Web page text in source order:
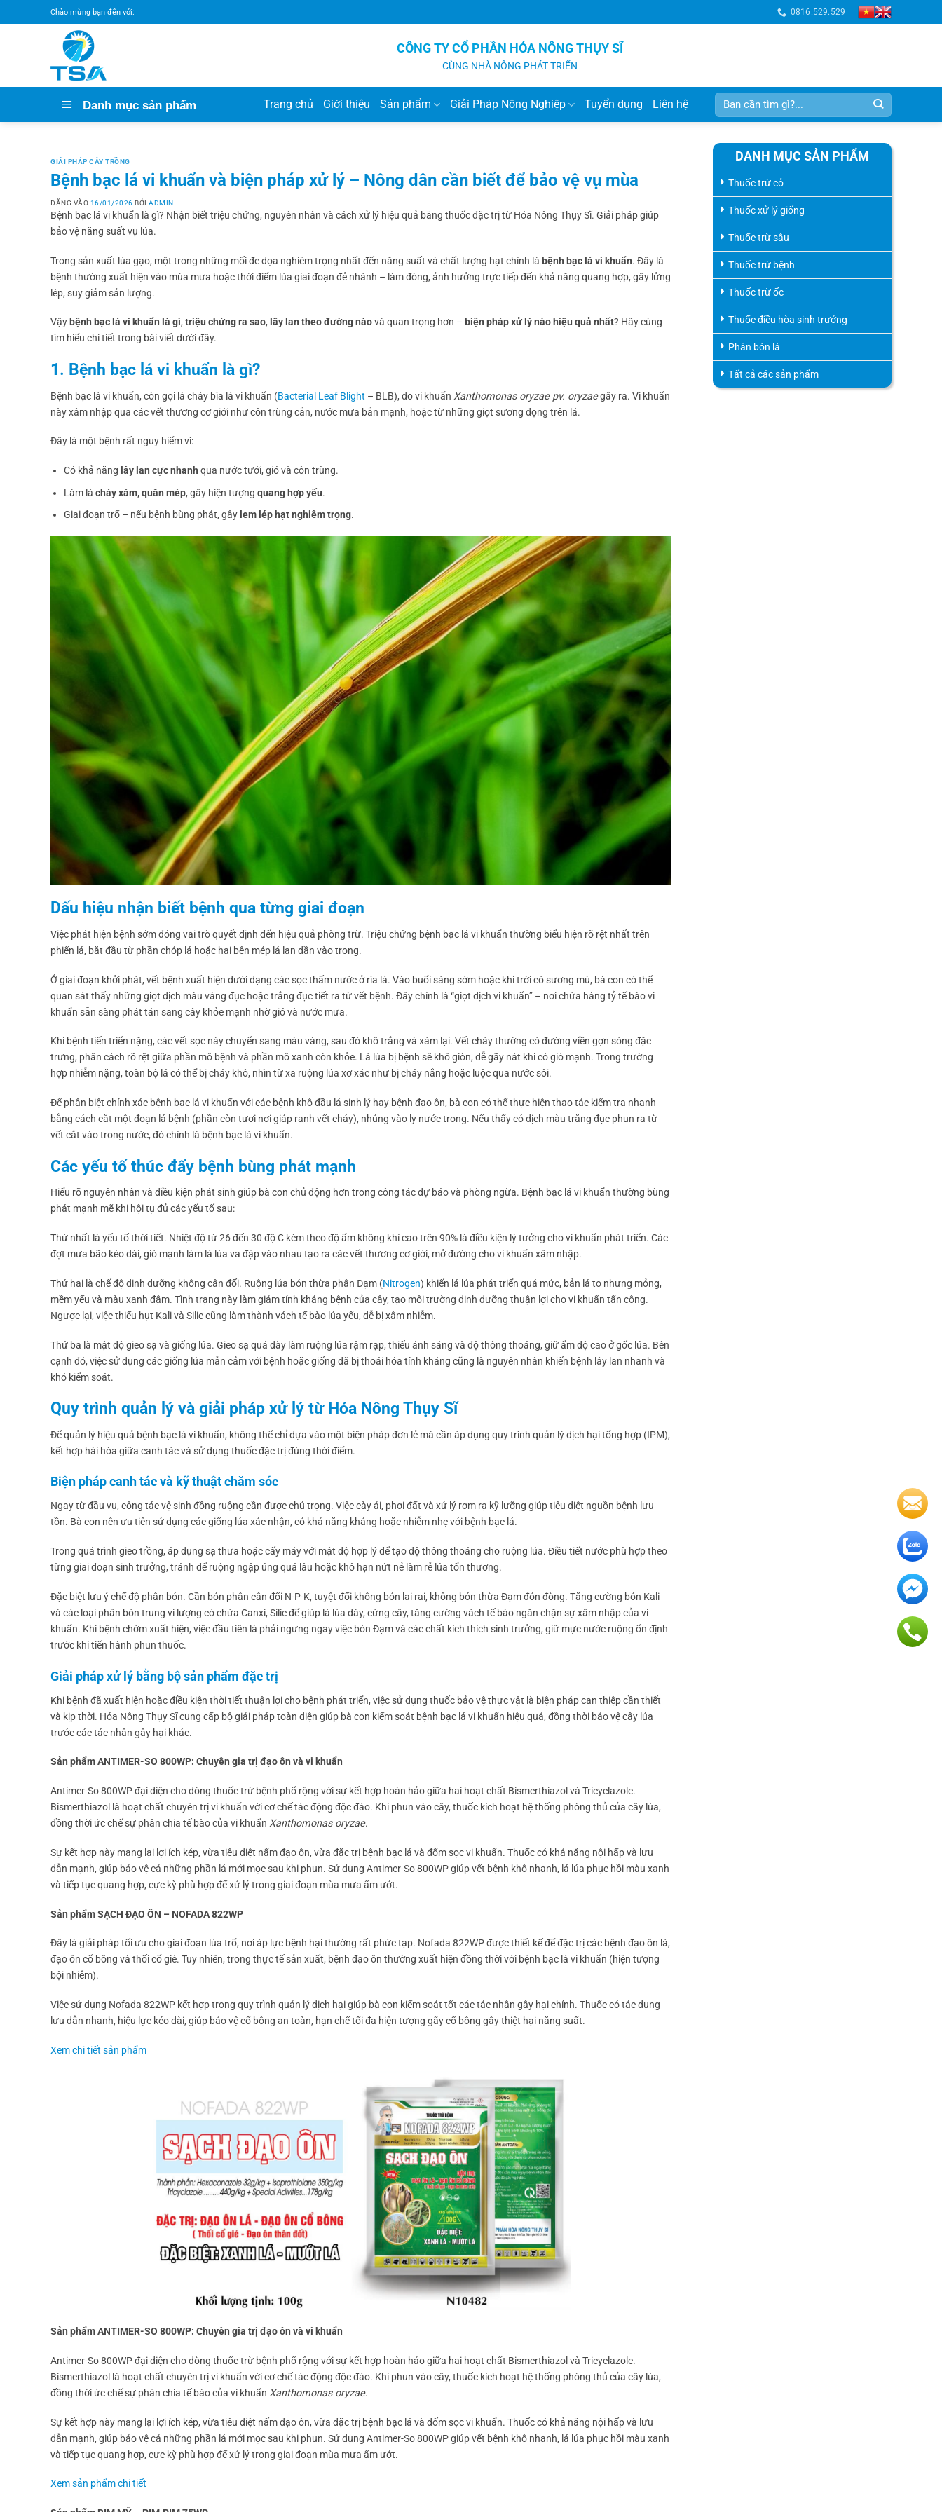
qua
Chào mừng bạn đến với: 0816.529.529
CÔNG TY CỔ PHẦN HÓA NÔNG THỤY SĨ
CÙNG NHÀ NÔNG PHÁT TRIỂN
Danh mục sản phẩm Trang chủ Giới thiệu Sản phẩm Giải Pháp Nông Nghiệp Tuyển dụng Liên hệ
Tìm
kiếm:
GIẢI PHÁP CÂY TRỒNG
Bệnh bạc lá vi khuẩn và biện pháp xử lý – Nông dân cần biết để bảo vệ vụ mùa
ĐĂNG VÀO 16/01/2026 BỞIADMIN
Bệnh bạc lá vi khuẩn là gì? Nhận biết triệu chứng, nguyên nhân và cách xử lý hiệu quả bằng thuốc đặc trị từ Hóa Nông Thụy Sĩ. Giải pháp giúp
bảo vệ năng suất vụ lúa.
Trong sản xuất lúa gạo, một trong những mối đe dọa nghiêm trọng nhất đến năng suất và chất lượng hạt chính là bệnh bạc lá vi khuẩn. Đây là
bệnh thường xuất hiện vào mùa mưa hoặc thời điểm lúa giai đoạn đẻ nhánh – làm đòng, ảnh hưởng trực tiếp đến khả năng quang hợp, gây lửng
lép, suy giảm sản lượng.
Vậy bệnh bạc lá vi khuẩn là gì, triệu chứng ra sao, lây lan theo đường nàovà quan trọng hơn – biện pháp xử lý nào hiệu quả nhất? Hãy cùng
tìm hiểu chi tiết trong bài viết dưới đây.
1. Bệnh bạc lá vi khuẩn là gì?
Bệnh bạc lá vi khuẩn, còn gọi là cháy bìa lá vi khuẩn (Bacterial Leaf Blight – BLB), do vi khuẩn Xanthomonas oryzae pv. oryzaegây ra. Vi khuẩn
này xâm nhập qua các vết thương cơ giới như côn trùng cắn, nước mưa bắn mạnh, hoặc từ những giọt sương đọng trên lá.
Đây là một bệnh rất nguy hiểm vì:
Có khả năng lây lan cực nhanh qua nước tưới, gió và côn trùng.
Làm lá cháy xám, quăn mép, gây hiện tượng quang hợp yếu.
Giai đoạn trổ – nếu bệnh bùng phát, gây lem lép hạt nghiêm trọng.
Dấu hiệu nhận biết bệnh qua từng giai đoạn
Việc phát hiện bệnh sớm đóng vai trò quyết định đến hiệu quả phòng trừ. Triệu chứng bệnh bạc lá vi khuẩn thường biểu hiện rõ rệt nhất trên
phiến lá, bắt đầu từ phần chóp lá hoặc hai bên mép lá lan dần vào trong.
Ở giai đoạn khởi phát, vết bệnh xuất hiện dưới dạng các sọc thấm nước ở rìa lá. Vào buổi sáng sớm hoặc khi trời có sương mù, bà con có thể
quan sát thấy những giọt dịch màu vàng đục hoặc trắng đục tiết ra từ vết bệnh. Đây chính là “giọt dịch vi khuẩn” – nơi chứa hàng tỷ tế bào vi
khuẩn sẵn sàng phát tán sang cây khỏe mạnh nhờ gió và nước mưa.
Khi bệnh tiến triển nặng, các vết sọc này chuyển sang màu vàng, sau đó khô trắng và xám lại. Vết cháy thường có đường viền gợn sóng đặc
trưng, phân cách rõ rệt giữa phần mô bệnh và phần mô xanh còn khỏe. Lá lúa bị bệnh sẽ khô giòn, dễ gãy nát khi có gió mạnh. Trong trường
hợp nhiễm nặng, toàn bộ lá có thể bị cháy khô, nhìn từ xa ruộng lúa xơ xác như bị cháy nắng hoặc luộc qua nước sôi.
Để phân biệt chính xác bệnh bạc lá vi khuẩn với các bệnh khô đầu lá sinh lý hay bệnh đạo ôn, bà con có thể thực hiện thao tác kiểm tra nhanh
bằng cách cắt một đoạn lá bệnh (phần còn tươi nơi giáp ranh vết cháy), nhúng vào ly nước trong. Nếu thấy có dịch màu trắng đục phun ra từ
vết cắt vào trong nước, đó chính là bệnh bạc lá vi khuẩn.
Các yếu tố thúc đẩy bệnh bùng phát mạnh
Hiểu rõ nguyên nhân và điều kiện phát sinh giúp bà con chủ động hơn trong công tác dự báo và phòng ngừa. Bệnh bạc lá vi khuẩn thường bùng
phát mạnh mẽ khi hội tụ đủ các yếu tố sau:
Thứ nhất là yếu tố thời tiết. Nhiệt độ từ 26 đến 30 độ C kèm theo độ ẩm không khí cao trên 90% là điều kiện lý tưởng cho vi khuẩn phát triển. Các
đợt mưa bão kéo dài, gió mạnh làm lá lúa va đập vào nhau tạo ra các vết thương cơ giới, mở đường cho vi khuẩn xâm nhập.
Thứ hai là chế độ dinh dưỡng không cân đối. Ruộng lúa bón thừa phân Đạm (Nitrogen) khiến lá lúa phát triển quá mức, bản lá to nhưng mỏng,
mềm yếu và màu xanh đậm. Tình trạng này làm giảm tính kháng bệnh của cây, tạo môi trường dinh dưỡng thuận lợi cho vi khuẩn tấn công.
Ngược lại, việc thiếu hụt Kali và Silic cũng làm thành vách tế bào lúa yếu, dễ bị xâm nhiễm.
Thứ ba là mật độ gieo sạ và giống lúa. Gieo sạ quá dày làm ruộng lúa rậm rạp, thiếu ánh sáng và độ thông thoáng, giữ ẩm độ cao ở gốc lúa. Bên
cạnh đó, việc sử dụng các giống lúa mẫn cảm với bệnh hoặc giống đã bị thoái hóa tính kháng cũng là nguyên nhân khiến bệnh lây lan nhanh và
khó kiểm soát.
Quy trình quản lý và giải pháp xử lý từ Hóa Nông Thụy Sĩ
Để quản lý hiệu quả bệnh bạc lá vi khuẩn, không thể chỉ dựa vào một biện pháp đơn lẻ mà cần áp dụng quy trình quản lý dịch hại tổng hợp (IPM),
kết hợp hài hòa giữa canh tác và sử dụng thuốc đặc trị đúng thời điểm.
Biện pháp canh tác và kỹ thuật chăm sóc
Ngay từ đầu vụ, công tác vệ sinh đồng ruộng cần được chú trọng. Việc cày ải, phơi đất và xử lý rơm rạ kỹ lưỡng giúp tiêu diệt nguồn bệnh lưu
tồn. Bà con nên ưu tiên sử dụng các giống lúa xác nhận, có khả năng kháng hoặc nhiễm nhẹ với bệnh bạc lá.
Trong quá trình gieo trồng, áp dụng sạ thưa hoặc cấy máy với mật độ hợp lý để tạo độ thông thoáng cho ruộng lúa. Điều tiết nước phù hợp theo
từng giai đoạn sinh trưởng, tránh để ruộng ngập úng quá lâu hoặc khô hạn nứt nẻ làm rễ lúa tổn thương.
Đặc biệt lưu ý chế độ phân bón. Cần bón phân cân đối N-P-K, tuyệt đối không bón lai rai, không bón thừa Đạm đón đòng. Tăng cường bón Kali
và các loại phân bón trung vi lượng có chứa Canxi, Silic để giúp lá lúa dày, cứng cây, tăng cường vách tế bào ngăn chặn sự xâm nhập của vi
khuẩn. Khi bệnh chớm xuất hiện, việc đầu tiên là phải ngưng ngay việc bón Đạm và các chất kích thích sinh trưởng, giữ mực nước ruộng ổn định
trước khi tiến hành phun thuốc.
Giải pháp xử lý bằng bộ sản phẩm đặc trị
Khi bệnh đã xuất hiện hoặc điều kiện thời tiết thuận lợi cho bệnh phát triển, việc sử dụng thuốc bảo vệ thực vật là biện pháp can thiệp cần thiết
và kịp thời. Hóa Nông Thụy Sĩ cung cấp bộ giải pháp toàn diện giúp bà con kiểm soát bệnh bạc lá vi khuẩn hiệu quả, đồng thời bảo vệ cây lúa
trước các tác nhân gây hại khác.
Sản phẩm ANTIMER-SO 800WP: Chuyên gia trị đạo ôn và vi khuẩn
Antimer-So 800WP đại diện cho dòng thuốc trừ bệnh phổ rộng với sự kết hợp hoàn hảo giữa hai hoạt chất Bismerthiazol và Tricyclazole.
Bismerthiazol là hoạt chất chuyên trị vi khuẩn với cơ chế tác động độc đáo. Khi phun vào cây, thuốc kích hoạt hệ thống phòng thủ của cây lúa,
đồng thời ức chế sự phân chia tế bào của vi khuẩn Xanthomonas oryzae.
Sự kết hợp này mang lại lợi ích kép, vừa tiêu diệt nấm đạo ôn, vừa đặc trị bệnh bạc lá và đốm sọc vi khuẩn. Thuốc có khả năng nội hấp và lưu
dẫn mạnh, giúp bảo vệ cả những phần lá mới mọc sau khi phun. Sử dụng Antimer-So 800WP giúp vết bệnh khô nhanh, lá lúa phục hồi màu xanh
và tiếp tục quang hợp, cực kỳ phù hợp để xử lý trong giai đoạn mùa mưa ẩm ướt.
Sản phẩm SẠCH ĐẠO ÔN – NOFADA 822WP
Đây là giải pháp tối ưu cho giai đoạn lúa trổ, nơi áp lực bệnh hại thường rất phức tạp. Nofada 822WP được thiết kế để đặc trị các bệnh đạo ôn lá,
đạo ôn cổ bông và thối cổ gié. Tuy nhiên, trong thực tế sản xuất, bệnh đạo ôn thường xuất hiện đồng thời với bệnh bạc lá vi khuẩn (hiện tượng
bội nhiễm).
Việc sử dụng Nofada 822WP kết hợp trong quy trình quản lý dịch hại giúp bà con kiểm soát tốt các tác nhân gây hại chính. Thuốc có tác dụng
lưu dẫn nhanh, hiệu lực kéo dài, giúp bảo vệ cổ bông an toàn, hạn chế tối đa hiện tượng gãy cổ bông gây thiệt hại năng suất.
Xem chi tiết sản phẩm
Sản phẩm ANTIMER-SO 800WP: Chuyên gia trị đạo ôn và vi khuẩn
Antimer-So 800WP đại diện cho dòng thuốc trừ bệnh phổ rộng với sự kết hợp hoàn hảo giữa hai hoạt chất Bismerthiazol và Tricyclazole.
Bismerthiazol là hoạt chất chuyên trị vi khuẩn với cơ chế tác động độc đáo. Khi phun vào cây, thuốc kích hoạt hệ thống phòng thủ của cây lúa,
đồng thời ức chế sự phân chia tế bào của vi khuẩn Xanthomonas oryzae.
Sự kết hợp này mang lại lợi ích kép, vừa tiêu diệt nấm đạo ôn, vừa đặc trị bệnh bạc lá và đốm sọc vi khuẩn. Thuốc có khả năng nội hấp và lưu
dẫn mạnh, giúp bảo vệ cả những phần lá mới mọc sau khi phun. Sử dụng Antimer-So 800WP giúp vết bệnh khô nhanh, lá lúa phục hồi màu xanh
và tiếp tục quang hợp, cực kỳ phù hợp để xử lý trong giai đoạn mùa mưa ẩm ướt.
Xem sản phẩm chi tiết
DANH MỤC SẢN PHẨM
Thuốc trừ cỏ
Thuốc xử lý giống
Thuốc trừ sâu
Thuốc trừ bệnh
Thuốc trừ ốc
Thuốc điều hòa sinh trưởng
Phân bón lá
Tất cả các sản phẩm